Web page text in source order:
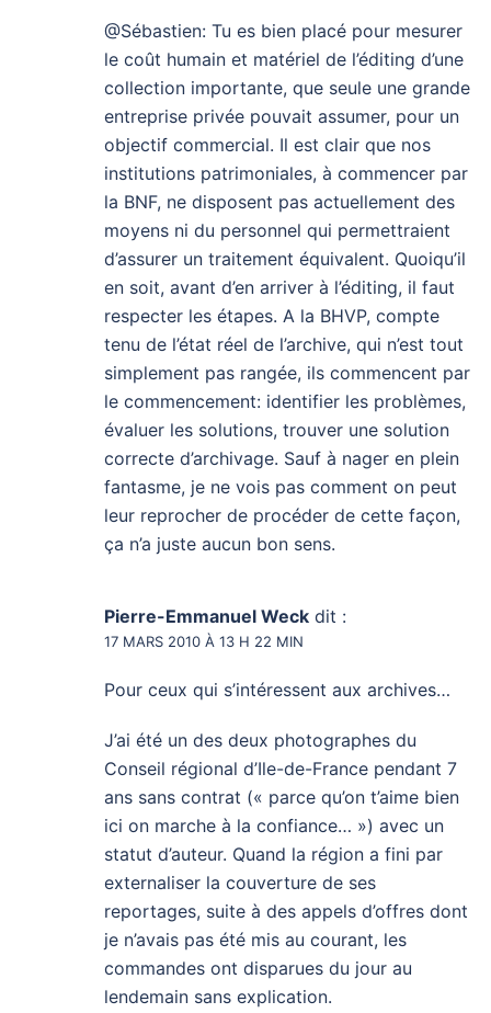
@Sébastien: Tu es bien placé pour mesurer
le coût humain et matériel de l’éditing d’une
collection importante, que seule une grande
entreprise privée pouvait assumer, pour un
objectif commercial. Il est clair que nos
institutions patrimoniales, à commencer par
la BNF, ne disposent pas actuellement des
moyens ni du personnel qui permettraient
d’assurer un traitement équivalent. Quoiqu’il
en soit, avant d’en arriver à l’éditing, il faut
respecter les étapes. A la BHVP, compte
tenu de l’état réel de l’archive, qui n’est tout
simplement pas rangée, ils commencent par
le commencement: identifier les problèmes,
évaluer les solutions, trouver une solution
correcte d’archivage. Sauf à nager en plein
fantasme, je ne vois pas comment on peut
leur reprocher de procéder de cette façon,
ça n’a juste aucun bon sens.
Pierre-Emmanuel Weck dit :
17 MARS 2010 À 13 H 22 MIN
Pour ceux qui s’intéressent aux archives…
J’ai été un des deux photographes du
Conseil régional d’Ile-de-France pendant 7
ans sans contrat (« parce qu’on t’aime bien
ici on marche à la confiance… ») avec un
statut d’auteur. Quand la région a fini par
externaliser la couverture de ses
reportages, suite à des appels d’offres dont
je n’avais pas été mis au courant, les
commandes ont disparues du jour au
lendemain sans explication.